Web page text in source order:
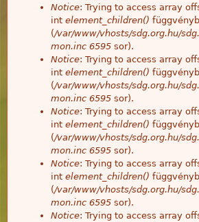
Notice: Trying to access array
int element_children()
(/var/www/vhosts/sdg.org.hu/
mon.inc 6595 sor).
Notice: Trying to access array
int element_children()
(/var/www/vhosts/sdg.org.hu/
mon.inc 6595 sor).
Notice: Trying to access array
int element_children()
(/var/www/vhosts/sdg.org.hu/
mon.inc 6595 sor).
Notice: Trying to access array
int element_children()
(/var/www/vhosts/sdg.org.hu/
mon.inc 6595 sor).
Notice: Trying to access array